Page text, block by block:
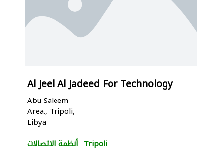
Al Jeel Al Jadeed For Technology
Abu Saleem
Area., Tripoli,
Libya
أنظمة الاتصالات Tripoli